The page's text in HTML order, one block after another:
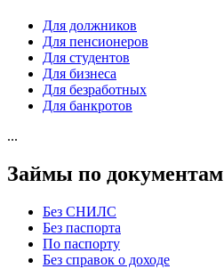
Для должников
Для пенсионеров
Для студентов
Для бизнеса
Для безработных
Для банкротов
...
Займы по документам
Без СНИЛС
Без паспорта
По паспорту
Без справок о доходе